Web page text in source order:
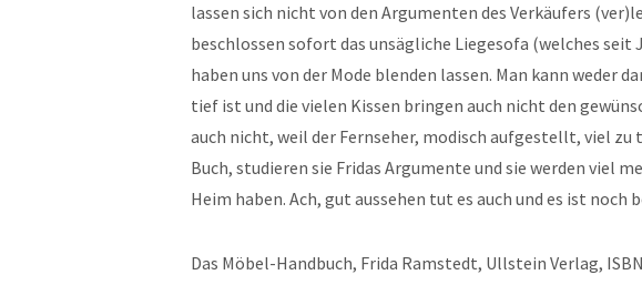
lassen sich nicht von den Argumenten des Verkäufers
beschlossen sofort das unsägliche Liegesofa (welches seit
haben uns von der Mode blenden lassen. Man kann weder
tief ist und die vielen Kissen bringen auch nicht den
auch nicht, weil der Fernseher, modisch aufgestellt, viel zu
Buch, studieren sie Fridas Argumente und sie werden viel
Heim haben. Ach, gut aussehen tut es auch und es ist noch
Das Möbel-Handbuch, Frida Ramstedt, Ullstein Verlag,